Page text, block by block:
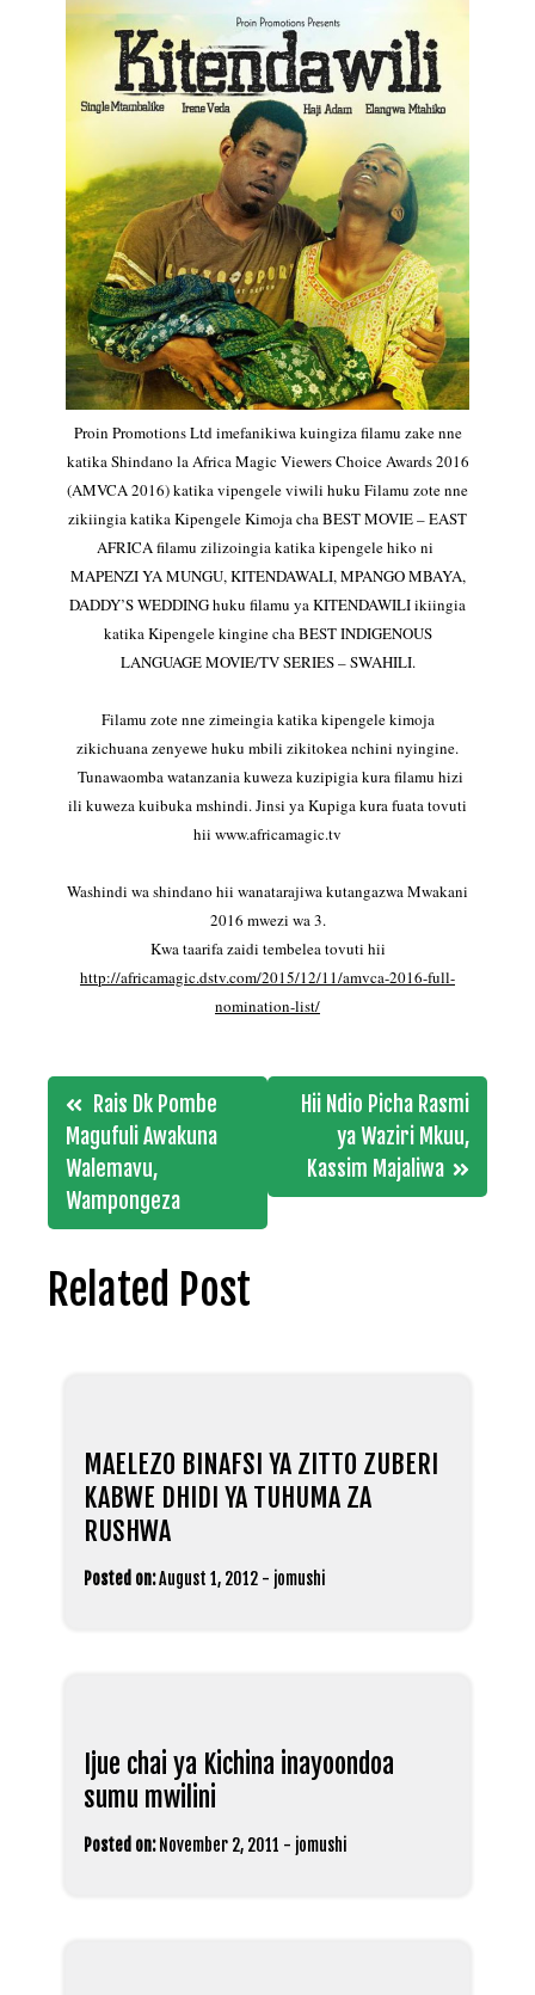
Proin Promotions Ltd imefanikiwa kuingiza filamu zake nne
katika Shindano la Africa Magic Viewers Choice Awards 2016
(AMVCA 2016) katika vipengele viwili huku Filamu zote nne
zikiingia katika Kipengele Kimoja cha BEST MOVIE – EAST
AFRICA filamu zilizoingia katika kipengele hiko ni
MAPENZI YA MUNGU, KITENDAWALI, MPANGO MBAYA,
DADDY’S WEDDING huku filamu ya KITENDAWILI ikiingia
katika Kipengele kingine cha BEST INDIGENOUS
LANGUAGE MOVIE/TV SERIES – SWAHILI.
Filamu zote nne zimeingia katika kipengele kimoja
zikichuana zenyewe huku mbili zikitokea nchini nyingine.
Tunawaomba watanzania kuweza kuzipigia kura filamu hizi
ili kuweza kuibuka mshindi. Jinsi ya Kupiga kura fuata tovuti
hii www.africamagic.tv
Washindi wa shindano hii wanatarajiwa kutangazwa Mwakani
2016 mwezi wa 3.
Kwa taarifa zaidi tembelea tovuti hii
http://africamagic.dstv.com/2015/12/11/amvca-2016-full-
nomination-list/
Post
navigation
Rais Dk Pombe
Magufuli Awakuna
Walemavu,
Wampongeza
Hii Ndio Picha Rasmi
ya Waziri Mkuu,
Kassim Majaliwa
Related Post
MAELEZO BINAFSI YA ZITTO ZUBERI
KABWE DHIDI YA TUHUMA ZA
RUSHWA
Posted on:August 1, 2012 - jomushi
Ijue chai ya Kichina inayoondoa
sumu mwilini
Posted on: November 2, 2011 - jomushi